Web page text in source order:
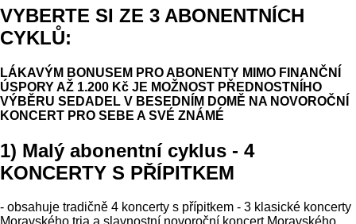
VYBERTE SI ZE 3 ABONENTNÍCH
CYKLŮ:
LÁKAVÝM BONUSEM PRO ABONENTY MIMO FINANČNÍ
ÚSPORY AŽ 1.200 Kč JE MOŽNOST PŘEDNOSTNÍHO
VÝBĚRU SEDADEL V BESEDNÍM DOMĚ NA NOVOROČNÍ
KONCERT PRO SEBE A SVÉ ZNÁMÉ
1) Malý abonentní cyklus - 4
KONCERTY S PŘÍPITKEM
- obsahuje tradičně 4 koncerty s přípitkem - 3 klasické koncerty